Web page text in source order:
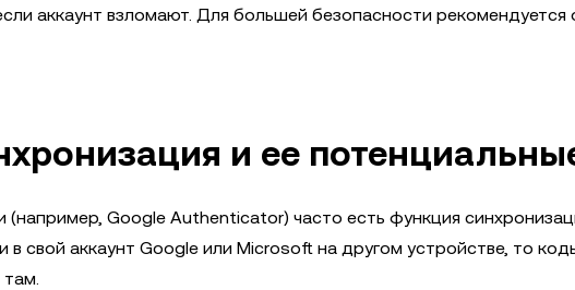
аккаунт взломают. Для большей безопасности рекомендуется
и ее
(например, Google Authenticator) часто есть функция
в свой аккаунт Google или Microsoft на другом устройстве, то